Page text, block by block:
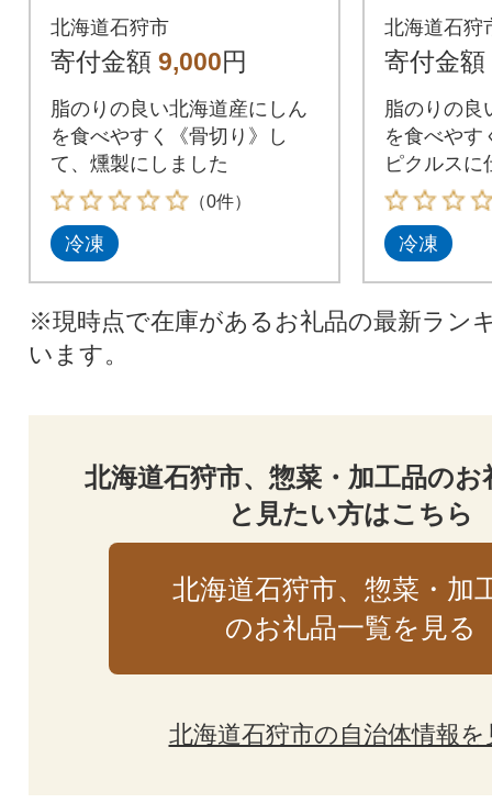
しんのソフトスモー
ク
北海道石狩市
寄付金額 9,000円
脂のりの良い北海道産にしん
を食べやすく《骨切り》し
て、燻製にしました
（0件）
冷凍
しんの
ーク風味
北海道石狩
寄付金額
脂のりの良
を食べやす
ピクルスに
味付けしま
冷凍
※現時点で在庫があるお礼品の最新ラン
います。
北海道石狩市、惣菜・加工品の
と見たい方はこちら
北海道石狩市、惣菜・加
のお礼品一覧を見る
北海道石狩市の自治体情報を